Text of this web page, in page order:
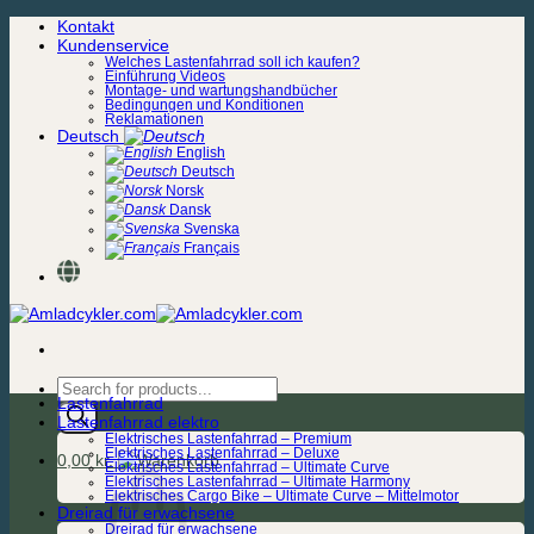
Zum
Inhalt
Kontakt
Kundenservice
Welches Lastenfahrrad soll ich kaufen?
Einführung Videos
Montage- und wartungshandbücher
Bedingungen und Konditionen
Reklamationen
Deutsch
English
Deutsch
Norsk
Dansk
Svenska
Français
Products
search
0,00kr.
Lastenfahrrad
Lastenfahrrad elektro
Elektrisches Lastenfahrrad – Premium
Elektrisches Lastenfahrrad – Deluxe
Elektrisches Lastenfahrrad – Ultimate Curve
Elektrisches Lastenfahrrad – Ultimate Harmony
Elektrisches Cargo Bike – Ultimate Curve – Mittelmotor
Dreirad für erwachsene
Dreirad für erwachsene